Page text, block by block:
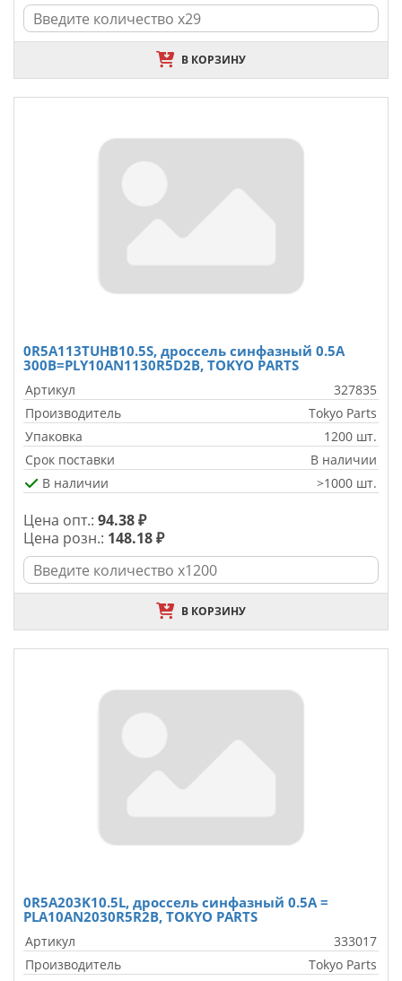
В КОРЗИНУ
0R5A113TUHB10.5S, дроссель синфазный 0.5А
300В=PLY10AN1130R5D2B, TOKYO PARTS
Артикул
327835
Производитель
Tokyo Parts
Упаковка
1200 шт.
Срок поставки
В наличии
В наличии
>1000 шт.
Цена опт.: 94.38 ₽
Цена розн.: 148.18 ₽
В КОРЗИНУ
0R5A203K10.5L, дроссель синфазный 0.5А =
PLA10AN2030R5R2B, TOKYO PARTS
Артикул
333017
Производитель
Tokyo Parts